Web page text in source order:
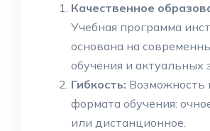
Качественное
Учебная программа
основана на
обучения и актуальных
Гибкость: Возможность
формата обучения:
или дистанционное.